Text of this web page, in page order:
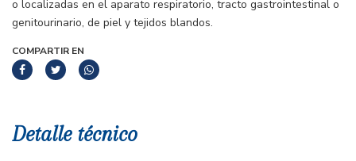
o localizadas en el aparato respiratorio, tracto gastrointestinal o
genitourinario, de piel y tejidos blandos.
COMPARTIR EN
Detalle técnico